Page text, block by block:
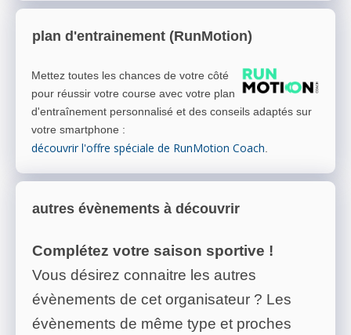
plan d'entrainement (RunMotion)
Mettez toutes les chances de votre côté
pour réussir votre course avec votre plan
d'entraînement personnalisé et des conseils adaptés sur
votre smartphone :
découvrir l'offre spéciale de RunMotion Coach.
autres évènements à découvrir
Complétez votre saison sportive !
Vous désirez connaitre les autres
évènements de cet organisateur ? Les
évènements de même type et proches